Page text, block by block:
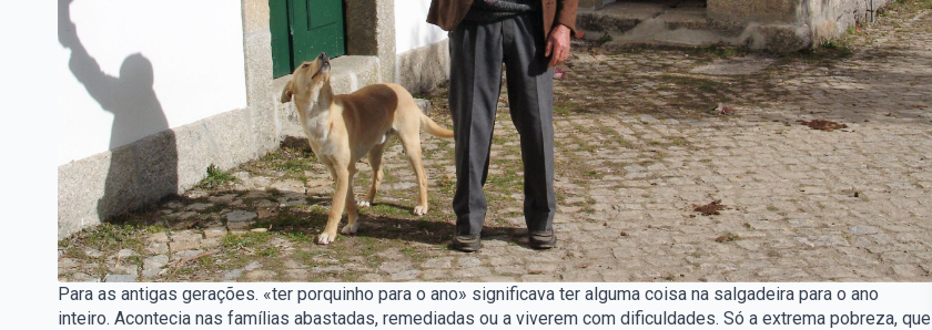
Para as antigas gerações. «ter porquinho para o ano» significava ter alguma coisa na salgadeira para o ano
inteiro. Acontecia nas famílias abastadas, remediadas ou a viverem com dificuldades. Só a extrema pobreza, que